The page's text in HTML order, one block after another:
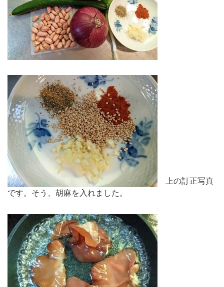
上の訂正写真
です。そう、胡麻を入れました。